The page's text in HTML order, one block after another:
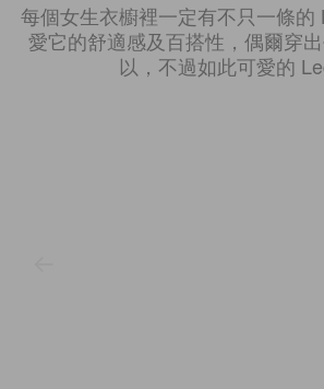
每個女生衣櫥裡一定有不只一條的
愛它的舒適感及百搭性，偶爾穿
以，不過如此可愛的